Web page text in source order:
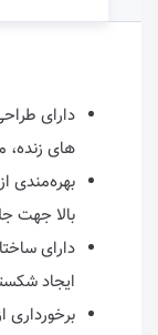
دارای
های زنده،
بهره‌مندی
بالا جهت
دارای
ایجاد
برخورداری